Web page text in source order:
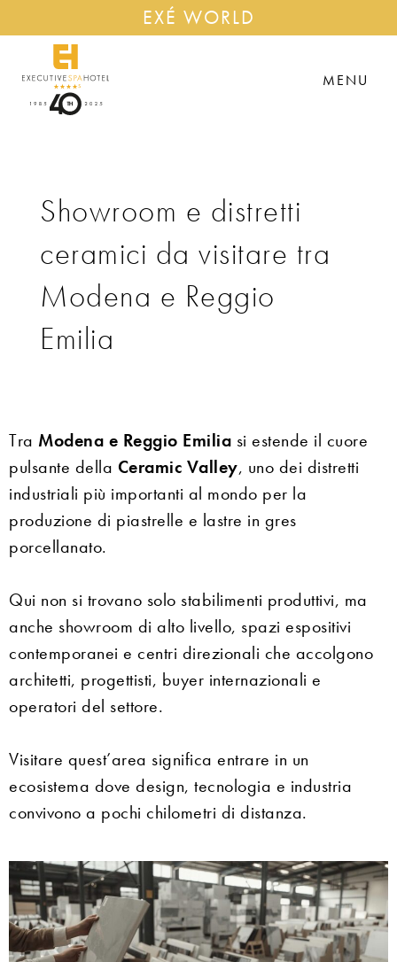
MENU
EXÉ WORLD
Showroom e distretti
ceramici da visitare tra
Modena e Reggio
Emilia
Tra Modena e Reggio Emilia si estende il cuore
pulsante della Ceramic Valley, uno dei distretti
industriali più importanti al mondo per la
produzione di piastrelle e lastre in gres
porcellanato.
Qui non si trovano solo stabilimenti produttivi, ma
anche showroom di alto livello, spazi espositivi
contemporanei e centri direzionali che accolgono
architetti, progettisti, buyer internazionali e
operatori del settore.
Visitare quest’area significa entrare in un
ecosistema dove design, tecnologia e industria
convivono a pochi chilometri di distanza.